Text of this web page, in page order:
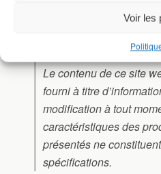
Voir les
autorisation écrite
Le contenu de ce site
fourni à titre
modification à tout
caractéristiques des
présentés ne
spécifications.